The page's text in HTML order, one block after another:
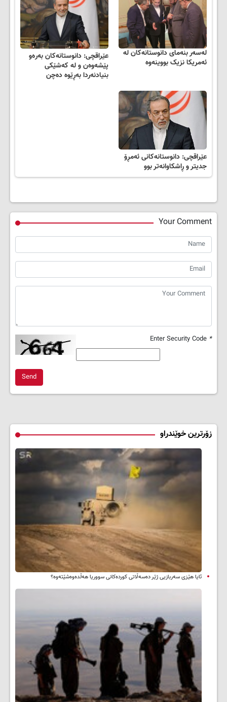
لەسەر بنەمای دانوستانەکان لە
ئەمریکا نزیک بووینەوە
عێراقچی: دانوستانەکان بەرەو
پێشەوەن و لە کەشێکی
بنیادنەردا بەڕێوە دەچن
عێراقچی: دانوستانەکانی ئەمڕۆ
جدیتر و ڕاشكاوانەتر بوو
Your Comment
*
Send
زۆرترین خوێندراو
ئایا هێزی سەربازیی ژێر دەسەڵاتی کوردەکانی سووریا هەڵدەوەشێتەوە؟